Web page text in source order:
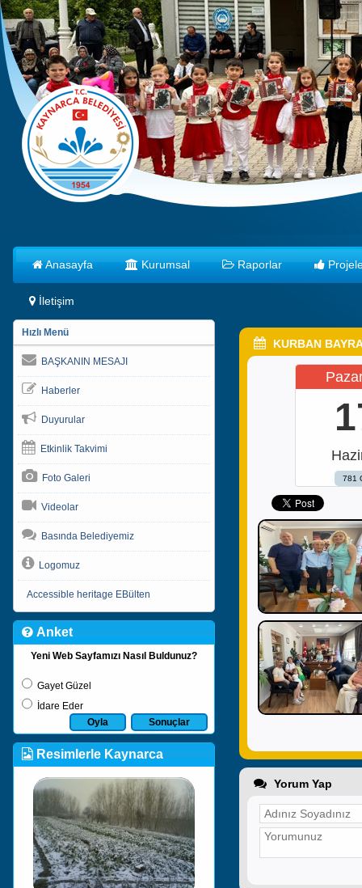
Anasayfa Kurumsal Raporlar
İletişim
Hızlı Menü
BAŞKANIN MESAJI
Haberler
Duyurular
Etkinlik Takvimi
Foto Galeri
Videolar
Basında Belediyemiz
Logomuz
Accessible heritage EBülten
Anket
Yeni Web Sayfamızı Nasıl Buldunuz?
Gayet Güzel
İdare Eder
Sonuçlar
Oyla
Resimlerle Kaynarca
KURBAN
781
Yorum Yap